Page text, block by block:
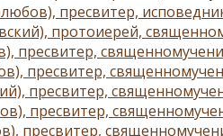
пресвитер,
протоиерей,
пресвитер,
пресвитер,
пресвитер,
пресвитер,
пресвитер,